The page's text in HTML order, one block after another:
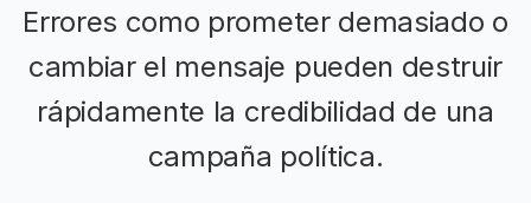
Errores como prometer demasiado o
cambiar el mensaje pueden destruir
rápidamente la credibilidad de una
campaña política.